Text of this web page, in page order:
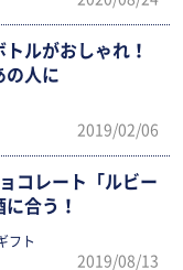
ルがおしゃれ！
の人に
2019/02/06
コレート「ルビー
合う！
フト
2019/08/13